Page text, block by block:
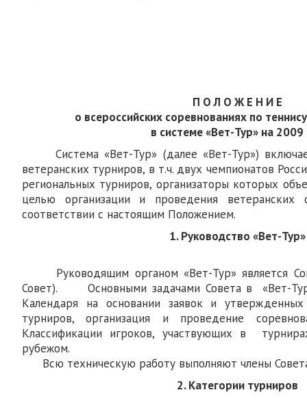
П О Л О Ж Е Н И Е
о всероссийских соревнованиях по
в системе «Вет-Тур» на 2009
Система «Вет-Тур» (далее «Вет-Тур»)
ветеранских турниров, в т.ч. двух чемпионатов
региональных турниров, организаторы которых
целью организации и проведения ветеранских
соответствии с настоящим Положением.
1. Руководство «Вет-Тур»
Руководящим органом «Вет-Тур» является
Совет). Основными задачами Совета в «Вет-
Календаря на основании заявок и утвержденных
турниров, организация и проведение
Классификации игроков, участвующих в
рубежом.
Всю техническую работу выполняют члены
2. Категории турниров